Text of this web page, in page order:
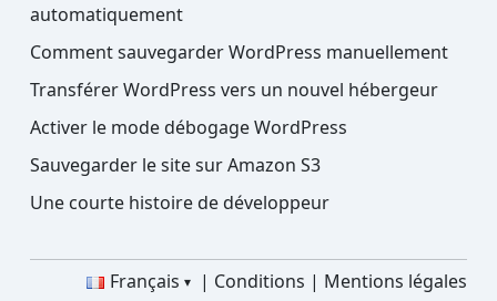
automatiquement
Comment sauvegarder WordPress manuellement
Transférer WordPress vers un nouvel hébergeur
Activer le mode débogage WordPress
Sauvegarder le site sur Amazon S3
Une courte histoire de développeur
Français Conditions Mentions légales